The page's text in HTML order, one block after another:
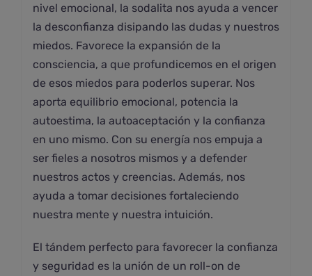
nivel emocional, la sodalita nos ayuda a vencer
la desconfianza disipando las dudas y nuestros
miedos. Favorece la expansión de la
consciencia, a que profundicemos en el origen
de esos miedos para poderlos superar. Nos
aporta equilibrio emocional, potencia la
autoestima, la autoaceptación y la confianza
en uno mismo. Con su energía nos empuja a
ser fieles a nosotros mismos y a defender
nuestros actos y creencias. Además, nos
ayuda a tomar decisiones fortaleciendo
nuestra mente y nuestra intuición.
El tándem perfecto para favorecer la confianza
y seguridad es la unión de un roll-on de